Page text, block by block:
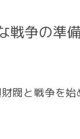
戦争の準
閥と戦争を始